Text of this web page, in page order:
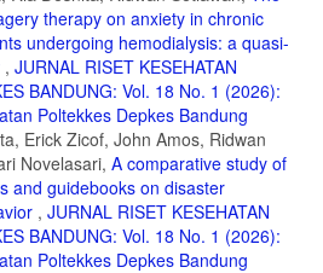
Pengaruh Media Buku Saku Digital
Pencegahan Anemia Pada
2021;2(1):239-244.
Nadira NA, Gultom L. Apliksi Buku Saku
Sebagai Media Promosi Kesehatan
Depkes Bandung. 2024;16(2):668-
juriskesbdg.v16i2.2544 680
Y. Pengaruh Buku Saku Digital
Menular Seksual Pada RemajaNAL. J
840.
therapy on anxiety in chronic
undergoing hemodialysis: a quasi-
, JURNAL RISET KESEHATAN
BANDUNG: Vol. 18 No. 1 (2026):
Poltekkes Depkes Bandung
Erick Zicof, ⁠John Amos, Ridwan
Novelasari, A comparative study of
and guidebooks on disaster
, JURNAL RISET KESEHATAN
BANDUNG: Vol. 18 No. 1 (2026):
Poltekkes Depkes Bandung